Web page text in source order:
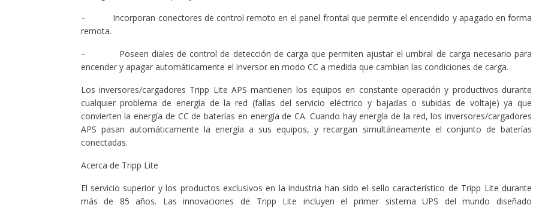
– Incorporan conectores de control remoto en el panel frontal que permite el encendido y apagado en forma
remota.
– Poseen diales de control de detección de carga que permiten ajustar el umbral de carga necesario para
encender y apagar automáticamente el inversor en modo CC a medida que cambian las condiciones de carga.
Los inversores/cargadores Tripp Lite APS mantienen los equipos en constante operación y productivos durante
cualquier problema de energía de la red (fallas del servicio eléctrico y bajadas o subidas de voltaje) ya que
convierten la energía de CC de baterías en energía de CA. Cuando hay energía de la red, los inversores/cargadores
APS pasan automáticamente la energía a sus equipos, y recargan simultáneamente el conjunto de baterías
conectadas.
Acerca de Tripp Lite
El servicio superior y los productos exclusivos en la industria han sido el sello característico de Tripp Lite durante
más de 85 años. Las innovaciones de Tripp Lite incluyen el primer sistema UPS del mundo diseñado